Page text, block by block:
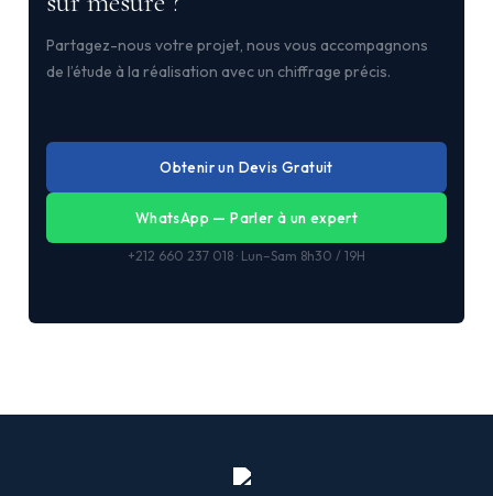
Partagez-nous votre projet, nous vous accompagnons
de l’étude à la réalisation avec un chiffrage précis.
Obtenir un Devis Gratuit
WhatsApp — Parler à un expert
+212 660 237 018 · Lun–Sam 8h30 / 19H